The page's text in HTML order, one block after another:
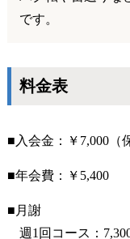
です。
料金表
■入会金：￥7,000（
■年会費：￥5,400
■月謝
週1回コース：